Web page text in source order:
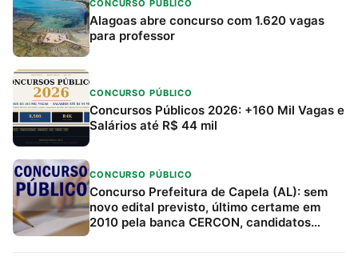
CONCURSO PÚBLICO
Alagoas abre concurso com 1.620 vagas
para professor
CONCURSO PÚBLICO
Concursos Públicos 2026: +160 Mil Vagas e
Salários até R$ 44 mil
CONCURSO PÚBLICO
Concurso Prefeitura de Capela (AL): sem
novo edital previsto, último certame em
2010 pela banca CERCON, candidatos